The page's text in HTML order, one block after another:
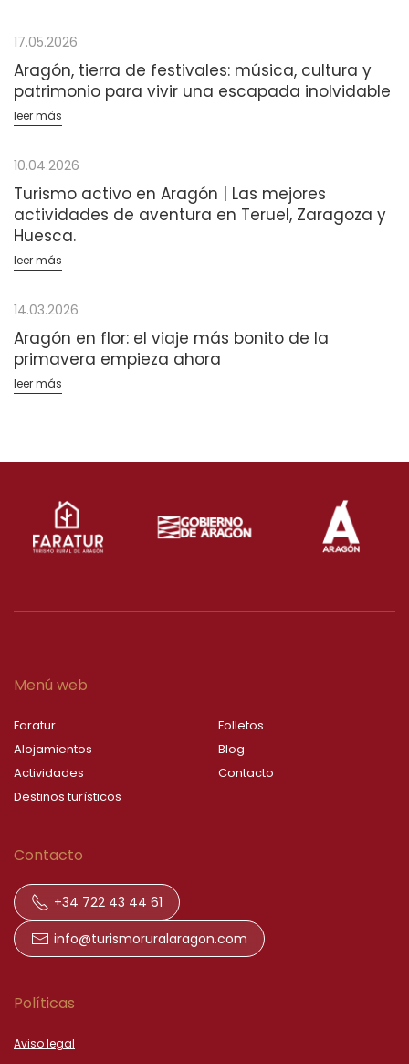
17.05.2026
Aragón, tierra de festivales: música, cultura y
patrimonio para vivir una escapada inolvidable
leer más
10.04.2026
Turismo activo en Aragón | Las mejores
actividades de aventura en Teruel, Zaragoza y
Huesca.
leer más
14.03.2026
Aragón en flor: el viaje más bonito de la
primavera empieza ahora
leer más
Menú web
Faratur
Alojamientos
Actividades
Destinos turísticos
Folletos
Blog
Contacto
Contacto
+34 722 43 44 61
info@turismoruralaragon.com
Políticas
Aviso legal